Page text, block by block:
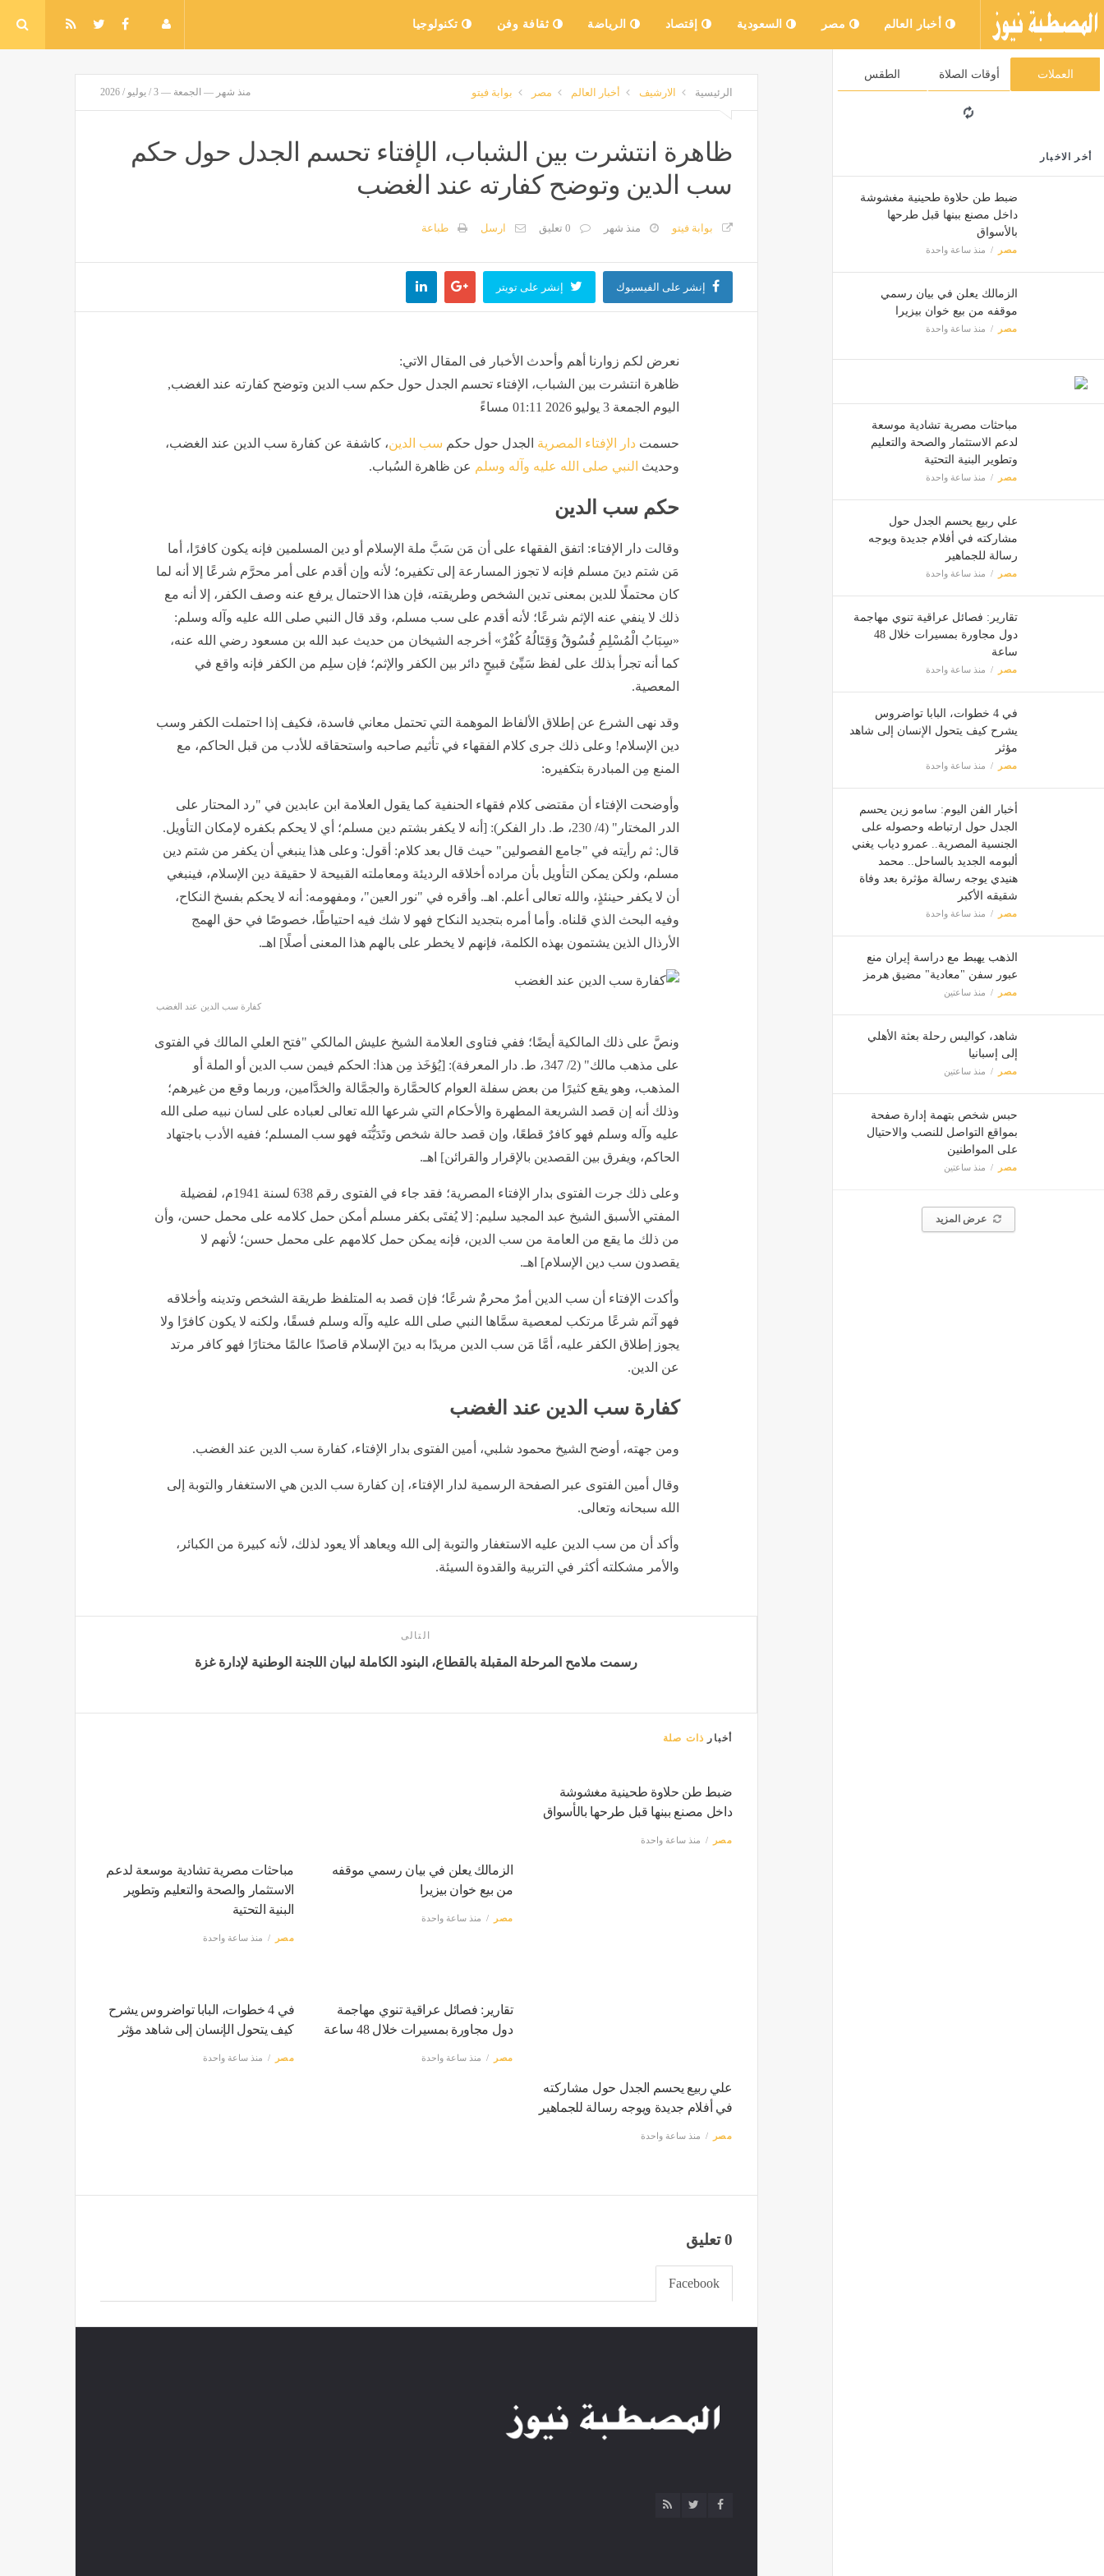
أخبار العالم مصر السعودية إقتصاد الرياضة ثقافة وفن تكنولوجيا
العملات أوقات الصلاة الطقس
أخر الاخبار
ضبط طن حلاوة طحينية مغشوشة
داخل مصنع ببنها قبل طرحها
بالأسواق
مصر منذ ساعة واحدة
الزمالك يعلن في بيان رسمي
موقفه من بيع خوان بيزيرا
مصر منذ ساعة واحدة
مباحثات مصرية تشادية موسعة
لدعم الاستثمار والصحة والتعليم
وتطوير البنية التحتية
مصر منذ ساعة واحدة
علي ربيع يحسم الجدل حول
مشاركته في أفلام جديدة ويوجه
رسالة للجماهير
مصر منذ ساعة واحدة
تقارير: فصائل عراقية تنوي مهاجمة
دول مجاورة بمسيرات خلال 48
ساعة
مصر منذ ساعة واحدة
في 4 خطوات، البابا تواضروس
يشرح كيف يتحول الإنسان إلى شاهد
مؤثر
مصر منذ ساعة واحدة
أخبار الفن اليوم: سامو زين يحسم
الجدل حول ارتباطه وحصوله على
الجنسية المصرية.. عمرو دياب يغني
ألبومه الجديد بالساحل.. محمد
هنيدي يوجه رسالة مؤثرة بعد وفاة
شقيقه الأكبر
مصر منذ ساعة واحدة
الذهب يهبط مع دراسة إيران منع
عبور سفن "معادية" مضيق هرمز
مصر منذ ساعتين
شاهد، كواليس رحلة بعثة الأهلي
إلى إسبانيا
مصر منذ ساعتين
حبس شخص بتهمة إدارة صفحة
بمواقع التواصل للنصب والاحتيال
على المواطنين
مصر منذ ساعتين
عرض المزيد
الرئيسية الارشيف أخبار العالم مصر بوابة فيتو منذ شهر — الجمعة — 3 / يوليو / 2026
ظاهرة انتشرت بين الشباب، الإفتاء تحسم الجدل حول حكم
سب الدين وتوضح كفارته عند الغضب
بوابة فيتو منذ شهر 0 تعليق ارسل طباعة
إنشر على الفيسبوك إنشر على تويتر
نعرض لكم زوارنا أهم وأحدث الأخبار فى المقال الاتي:
ظاهرة انتشرت بين الشباب، الإفتاء تحسم الجدل حول حكم سب الدين وتوضح كفارته عند الغضب,
اليوم الجمعة 3 يوليو 2026 01:11 مساءً
حسمتدار الإفتاء المصرية الجدل حول حكم سب الدين، كاشفة عن كفارة سب الدين عند الغضب،
وحديث النبي صلى الله عليه وآله وسلم عن ظاهرة السُباب.
حكم سب الدين
وقالت دار الإفتاء: اتفق الفقهاء على أن مَن سَبَّ ملة الإسلام أو دين المسلمين فإنه يكون كافرًا، أما
مَن شتم دينَ مسلم فإنه لا تجوز المسارعة إلى تكفيره؛ لأنه وإن أقدم على أمر محرَّم شرعًا إلا أنه لما
كان محتملًا للدين بمعنى تدين الشخص وطريقته، فإن هذا الاحتمال يرفع عنه وصف الكفر، إلا أنه مع
ذلك لا ينفي عنه الإثم شرعًا؛ لأنه أقدم على سب مسلم، وقد قال النبي صلى الله عليه وآله وسلم:
«سِبَابُ الْمُسْلِمِ فُسُوقٌ وَقِتَالُهُ كُفْرٌ» أخرجه الشيخان من حديث عبد الله بن مسعود رضي الله عنه،
كما أنه تجرأ بذلك على لفظ سَيِّئ قبيحٍ دائر بين الكفر والإثم؛ فإن سلِم من الكفر فإنه واقع في
المعصية.
وقد نهى الشرع عن إطلاق الألفاظ الموهمة التي تحتمل معاني فاسدة، فكيف إذا احتملت الكفر وسب
دين الإسلام! وعلى ذلك جرى كلام الفقهاء في تأثيم صاحبه واستحقاقه للأدب من قبل الحاكم، مع
المنع مِن المبادرة بتكفيره:
وأوضحت الإفتاء أن مقتضى كلام فقهاء الحنفية كما يقول العلامة ابن عابدين في "رد المحتار على
الدر المختار" (4/ 230، ط. دار الفكر): [أنه لا يكفر بشتم دين مسلم؛ أي لا يحكم بكفره لإمكان التأويل.
قال: ثم رأيته في "جامع الفصولين" حيث قال بعد كلام: أقول: وعلى هذا ينبغي أن يكفر من شتم دين
مسلم، ولكن يمكن التأويل بأن مراده أخلاقه الرديئة ومعاملته القبيحة لا حقيقة دين الإسلام، فينبغي
أن لا يكفر حينئذٍ، والله تعالى أعلم. اهـ. وأقره في "نور العين"، ومفهومه: أنه لا يحكم بفسخ النكاح،
وفيه البحث الذي قلناه. وأما أمره بتجديد النكاح فهو لا شك فيه احتياطًا، خصوصًا في حق الهمج
الأرذال الذين يشتمون بهذه الكلمة، فإنهم لا يخطر على بالهم هذا المعنى أصلًا] اهـ.
كفارة سب الدين عند الغضب
ونصَّ على ذلك المالكية أيضًا؛ ففي فتاوى العلامة الشيخ عليش المالكي "فتح العلي المالك في الفتوى
على مذهب مالك" (2/ 347، ط. دار المعرفة): [يُؤخَذ مِن هذا: الحكم فيمن سب الدين أو الملة أو
المذهب، وهو يقع كثيرًا من بعض سفلة العوام كالحمَّارة والجمَّالة والخدَّامين، وربما وقع من غيرهم؛
وذلك أنه إن قصد الشريعة المطهرة والأحكام التي شرعها الله تعالى لعباده على لسان نبيه صلى الله
عليه وآله وسلم فهو كافرٌ قطعًا، وإن قصد حالة شخص وتَدَيُّنَه فهو سب المسلم؛ ففيه الأدب باجتهاد
الحاكم، ويفرق بين القصدين بالإقرار والقرائن] اهـ.
وعلى ذلك جرت الفتوى بدار الإفتاء المصرية؛ فقد جاء في الفتوى رقم 638 لسنة 1941م، لفضيلة
المفتي الأسبق الشيخ عبد المجيد سليم: [لا يُفتَى بكفر مسلم أمكن حمل كلامه على محمل حسن، وأن
من ذلك ما يقع من العامة من سب الدين، فإنه يمكن حمل كلامهم على محمل حسن؛ لأنهم لا
يقصدون سب دين الإسلام] اهـ.
وأكدت الإفتاء أن سب الدين أمرٌ محرمٌ شرعًا؛ فإن قصد به المتلفظ طريقة الشخص وتدينه وأخلاقه
فهو آثم شرعًا مرتكب لمعصية سمَّاها النبي صلى الله عليه وآله وسلم فسقًا، ولكنه لا يكون كافرًا ولا
يجوز إطلاق الكفر عليه، أمَّا مَن سب الدين مريدًا به دينَ الإسلام قاصدًا عالمًا مختارًا فهو كافر مرتد
عن الدين.
كفارة سب الدين عند الغضب
ومن جهته، أوضح الشيخ محمود شلبي، أمين الفتوى بدار الإفتاء، كفارة سب الدين عند الغضب.
وقال أمين الفتوى عبر الصفحة الرسمية لدار الإفتاء، إن كفارة سب الدين هي الاستغفار والتوبة إلى
الله سبحانه وتعالى.
وأكد أن من سب الدين عليه الاستغفار والتوبة إلى الله ويعاهد ألا يعود لذلك، لأنه كبيرة من الكبائر،
والأمر مشكلته أكثر في التربية والقدوة السيئة.
التالى
رسمت ملامح المرحلة المقبلة بالقطاع، البنود الكاملة لبيان اللجنة الوطنية لإدارة غزة
أخبار ذات صلة
ضبط طن حلاوة طحينية مغشوشة
داخل مصنع ببنها قبل طرحها بالأسواق
مصر منذ ساعة واحدة
الزمالك يعلن في بيان رسمي موقفه
من بيع خوان بيزيرا
مصر منذ ساعة واحدة
مباحثات مصرية تشادية موسعة لدعم
الاستثمار والصحة والتعليم وتطوير
البنية التحتية
مصر منذ ساعة واحدة
علي ربيع يحسم الجدل حول مشاركته
في أفلام جديدة ويوجه رسالة للجماهير
مصر منذ ساعة واحدة
تقارير: فصائل عراقية تنوي مهاجمة
دول مجاورة بمسيرات خلال 48 ساعة
مصر منذ ساعة واحدة
في 4 خطوات، البابا تواضروس يشرح
كيف يتحول الإنسان إلى شاهد مؤثر
مصر منذ ساعة واحدة
0 تعليق
Facebook